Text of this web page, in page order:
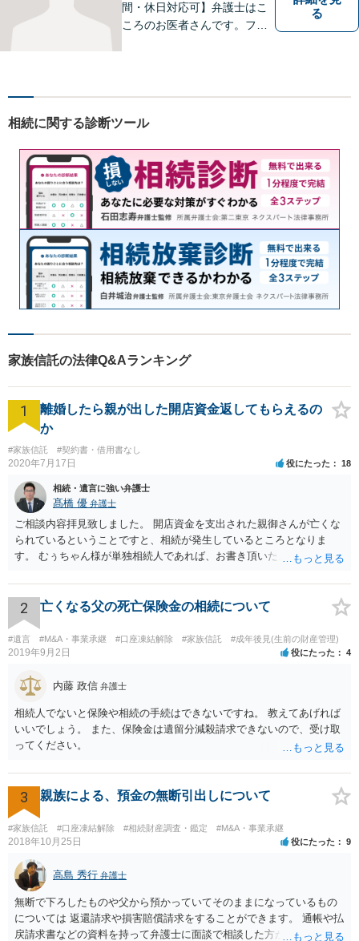
間・休日対応可】弁護士はこ
ころのお医者さんです。フッ
る
相続に関する診断ツール
家族信託の法律Q&Aランキング
1
離婚したら親が出した開店資金返してもらえるの
か
#家族信託 #契約書・借用書なし
2020年7月17日 役にたった 18
相続・遺言に強い弁護士
髙橋 優 弁護士
ご相談内容拝見致しました。 開店資金を支出された親御さんが亡くな
られているということですと、相続が発生しているところとなりま
す。 むぅちゃん様が単独相続人であれば、お書き頂いたような方法で
相続人おられるということであれば、他の相続人との協議が必要とな
るところです。 また、当該点とは別にご主人から貸付ではなく贈与で
あると主張される可能性がございます。 その場合には、貸付であるこ
とを伺わせる事情をどれだけ積み重ねることが出来るか、というとこ
ろとなります。 返済の事実や、返済を約束するメール等です。 金額の
おく方が宜しいかと思います。 緊急という訳ではないかと思います
が、事前準備が早い方が有効な手段が増える傾向にありますので、早
目に弁護士を入れられることを御検討頂くと良いかと思います。
2 亡くなる父の死亡保険金の相続について
#遺言 #M&A・事業承継 #口座凍結解除 #家族信託 #成年後見(生前の財産管理)
2019年9月2日 役にたった 4
内藤 政信 弁護士
相続人でないと保険や相続の手続はできないですね。 教えてあげれば
いいでしょう。 また、保険金は遺留分減殺請求できないので、受け取
ってください。
3 親族による、預金の無断引出しについて
#家族信託 #口座凍結解除 #相続財産調査・鑑定 #M&A・事業承継
2018年10月25日 役にたった 9
高島 秀行 弁護士
無断で下ろしたものや父から預かっていてそのままになっているもの
については 返還請求や損害賠償請求をすることができます。 通帳や払
戻請求書などの資料を持って弁護士に面談で相談した方がよいと思い